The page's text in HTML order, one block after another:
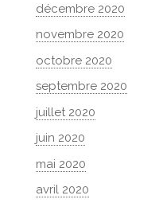
décembre 2020
novembre 2020
octobre 2020
septembre 2020
juillet 2020
juin 2020
mai 2020
avril 2020